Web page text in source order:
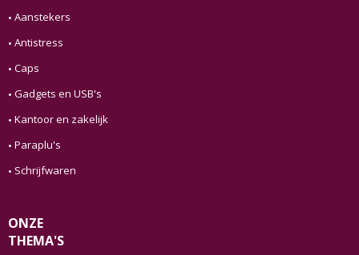
Aanstekers
Antistress
Caps
Gadgets en USB's
Kantoor en zakelijk
Paraplu's
Schrijfwaren
ONZE
THEMA'S